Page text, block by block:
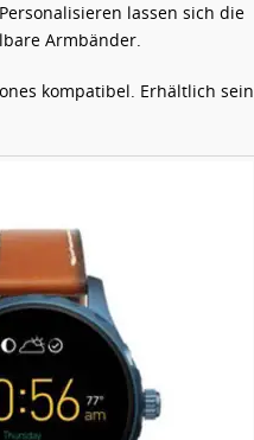
lassen sich die
Armbänder.
kompatibel. Erhältlich sein